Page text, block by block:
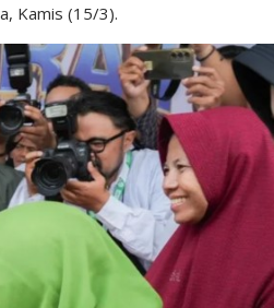
Kamis (15/3).